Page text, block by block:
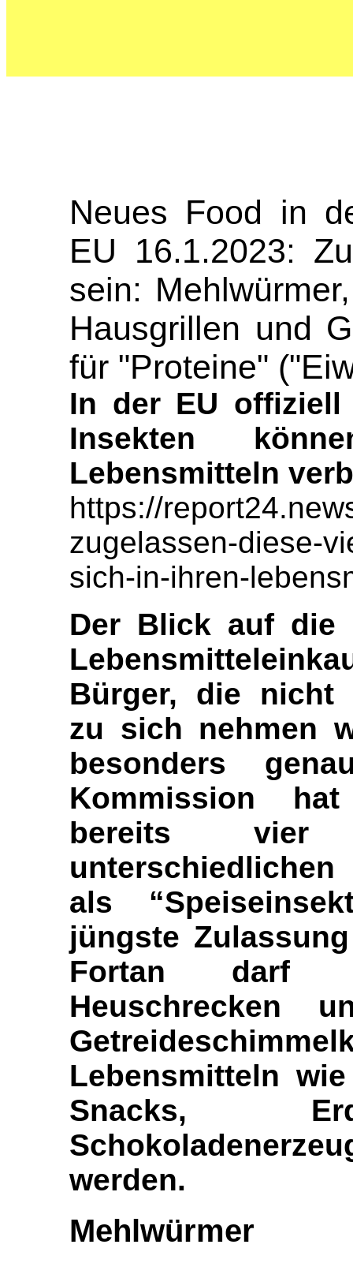
Neues Food in
EU 16.1.2023:
sein:
Hausgrillen und
für "Proteine"
In der EU offiziell
Insekten
Lebensmitteln
https://
zugelassen-diese-
sich-in-ihren-
Der Blick auf die
Bürger, die nicht
zu sich nehmen
besonders
Kommission
bereits vier
als
jüngste
Fortan darf
Heuschrecken
Lebensmitteln
Snacks,
werden.
Mehlwürmer